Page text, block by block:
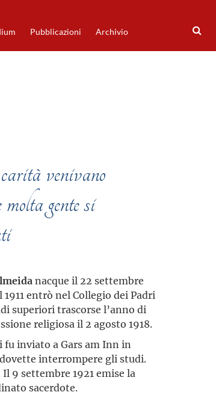
Pubblicazioni Archivio
venivano
gente si
nacque il 22 settembre
entrò nel Collegio dei Padri
superiori trascorse l’anno di
religiosa il 2 agosto 1918.
fu inviato a Gars am Inn in
interrompere gli studi.
9 settembre 1921 emise la
sacerdote.